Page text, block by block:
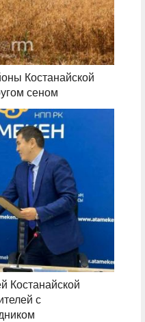
Костанайской
сеном
Костанайской
с